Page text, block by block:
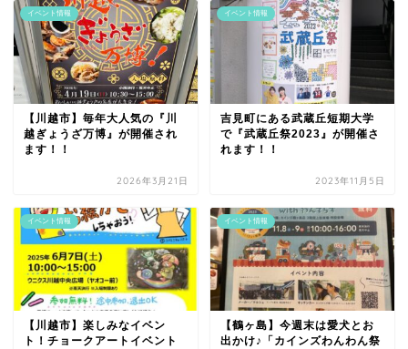
イベント情報
【川越市】毎年大人気の『川
越ぎょうざ万博』が開催され
ます！！
2026年3月21日
イベント情報
吉見町にある武蔵丘短期大学
で『武蔵丘祭2023』が開催さ
れます！！
2023年11月5日
イベント情報
【川越市】楽しみなイベン
ト！チョークアートイベント
イベント情報
【鶴ヶ島】今週末は愛犬とお
出かけ♪「カインズわんわん祭